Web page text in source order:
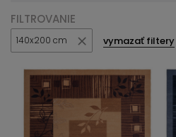
FILTROVANIE
140x200 cm vymazať filtery